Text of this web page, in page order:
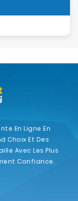
En Ligne En
Choix Et Des
Avec Les Plus
Confiance.